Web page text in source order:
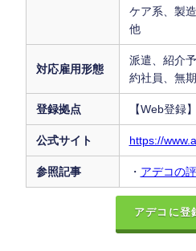
ケア系、製
他
対応雇用形態
派遣、紹介
約社員、無
登録拠点 【Web登録】
公式サイト https://
参照記事 ・ アデコの
アデコに登